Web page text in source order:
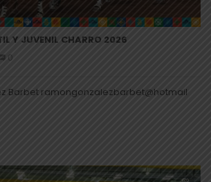
Y JUVENIL CHARRO 2026
0
Barbet ramongonzalezbarbet@hotmail